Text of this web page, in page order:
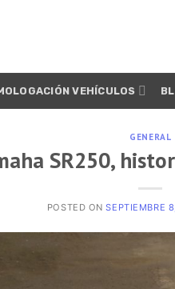
VEHÍCULOS
GENERAL
SR250,
POSTED ONSEPTIEMBRE